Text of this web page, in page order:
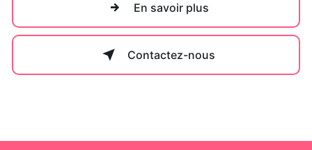
En savoir plus
Contactez-nous